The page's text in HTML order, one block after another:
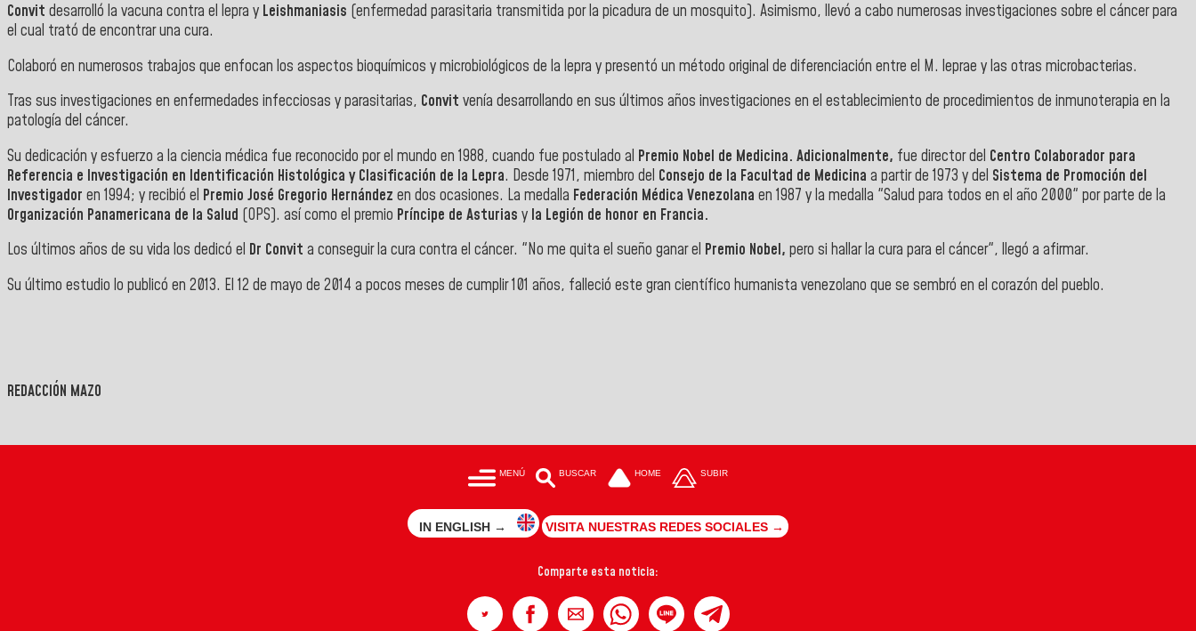
Convit desarrolló la vacuna contra el lepra y Leishmaniasis (enfermedad parasitaria transmitida por la picadura de un mosquito). Asimismo, llevó a cabo numerosas investigaciones sobre el cáncer para
el cual trató de encontrar una cura.
Colaboró en numerosos trabajos que enfocan los aspectos bioquímicos y microbiológicos de la lepra y presentó un método original de diferenciación entre el M. leprae y las otras microbacterias.
Tras sus investigaciones en enfermedades infecciosas y parasitarias, Convit venía desarrollando en sus últimos años investigaciones en el establecimiento de procedimientos de inmunoterapia en la
patología del cáncer.
Su dedicación y esfuerzo a la ciencia médica fue reconocido por el mundo en 1988, cuando fue postulado al Premio Nobel de Medicina. Adicionalmente, fue director del Centro Colaborador para
Referencia e Investigación en Identificación Histológica y Clasificación de la Lepra. Desde 1971, miembro del Consejo de la Facultad de Medicina a partir de 1973 y del Sistema de Promoción del
Investigador en 1994; y recibió el Premio José Gregorio Hernández en dos ocasiones. La medalla Federación Médica Venezolana en 1987 y la medalla "Salud para todos en el año 2000" por parte de la
Organización Panamericana de la Salud (OPS). así como el premio Príncipe de Asturias y la Legión de honor en Francia.
Los últimos años de su vida los dedicó el Dr Convit a conseguir la cura contra el cáncer. "No me quita el sueño ganar el Premio Nobel, pero si hallar la cura para el cáncer", llegó a afirmar.
Su último estudio lo publicó en 2013. El 12 de mayo de 2014 a pocos meses de cumplir 101 años, falleció este gran científico humanista venezolano que se sembró en el corazón del pueblo.
REDACCIÓN MAZO
MENÚ BUSCAR HOME SUBIR
IN ENGLISH → VISITA NUESTRAS REDES SOCIALES →
Comparte esta noticia: